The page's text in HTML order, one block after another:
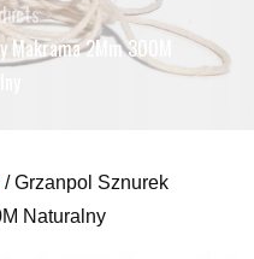
Makrama 2Mm 300M
/ Grzanpol Sznurek
Naturalny